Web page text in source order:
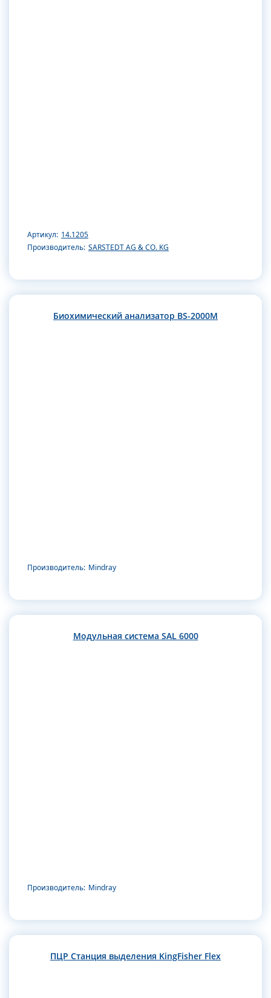
Артикул: 14.1205
Производитель: SARSTEDT AG & CO. KG
Биохимический анализатор BS-2000M
Производитель: Mindray
Модульная система SAL 6000
Производитель: Mindray
ПЦР Станция выделения KingFisher Flex